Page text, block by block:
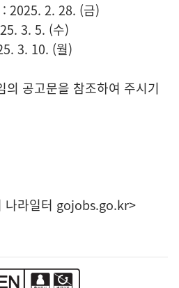
2025. 2. 28. (금)
3. 5. (수)
3. 10. (월)
의 공고문을 참조하여 주시기
나라일터 gojobs.go.kr>